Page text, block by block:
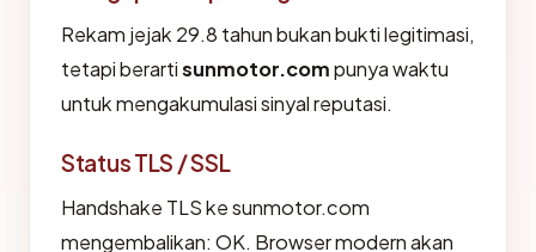
Rekam jejak 29.8 tahun bukan bukti legitimasi,
tetapi berartisunmotor.compunya waktu
untuk mengakumulasi sinyal reputasi.
Status TLS / SSL
Handshake TLS ke sunmotor.com
mengembalikan: OK. Browser modern akan